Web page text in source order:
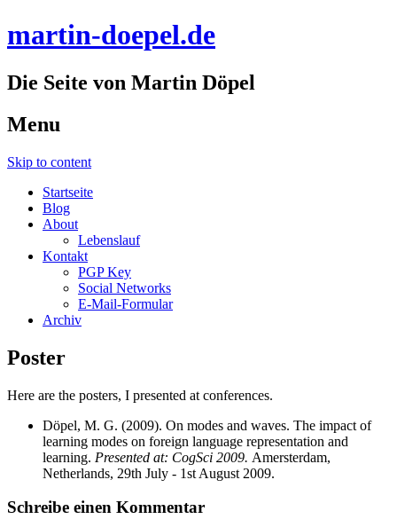
martin-doepel.de
Die Seite von Martin Döpel
Menu
Skip to content
Startseite
Blog
About
Lebenslauf
Kontakt
PGP Key
Social Networks
E-Mail-Formular
Archiv
Poster
Here are the posters, I presented at conferences.
Döpel, M. G. (2009). On modes and waves. The impact of
learning modes on foreign language representation and
learning. Presented at: CogSci 2009. Amersterdam,
Netherlands, 29th July - 1st August 2009.
Schreibe einen Kommentar